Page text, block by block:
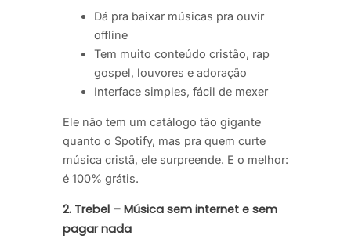
Dá pra baixar músicas pra ouvir
offline
Tem muito conteúdo cristão, rap
gospel, louvores e adoração
Interface simples, fácil de mexer
Ele não tem um catálogo tão gigante
quanto o Spotify, mas pra quem curte
música cristã, ele surpreende. E o melhor:
é 100% grátis.
2. Trebel – Música sem internet e sem
pagar nada